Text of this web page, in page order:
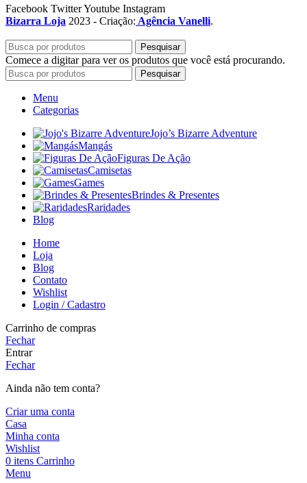
Facebook TwitterYoutube Instagram
Bizarra Loja 2023 - Criação: Agência Vanelli.
Pesquisar
Comece a digitar para ver os produtos que você está procurando.
Pesquisar
Menu
Categorias
Jojo’s Bizarre Adventure
Mangás
Figuras De Ação
Camisetas
Games
Brindes & Presentes
Raridades
Blog
Home
Loja
Blog
Contato
Wishlist
Login / Cadastro
Carrinho de compras
Fechar
Entrar
Fechar
Ainda não tem conta?
Criar uma conta
Casa
Minha conta
Wishlist
0 itens Carrinho
Menu